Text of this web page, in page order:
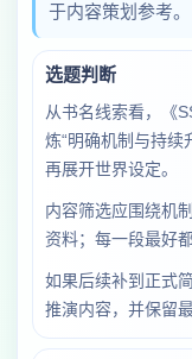
于内容策划参考。
选题判断
从书名线索看，《
炼“明确机制与持续
再展开世界设定。
内容筛选应围绕机
资料；每一段最好
如果后续补到正式
推演内容，并保留